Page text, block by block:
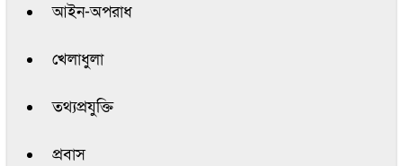
আইন-অপরাধ
খেলাধুলা
তথ্যপ্রযুক্তি
প্রবাস